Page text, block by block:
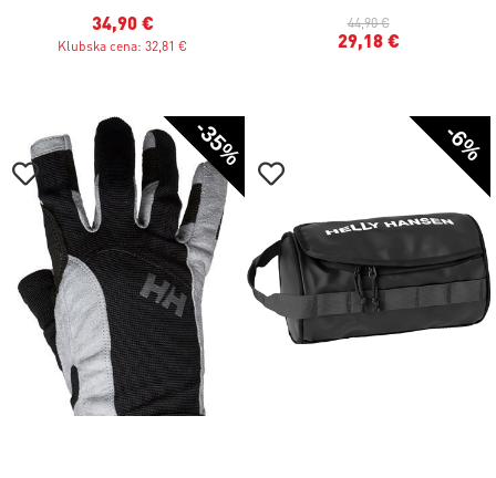
34,90 €
Klubska cena: 32,81 €
44,90 €
29,18 €
-35% -6%